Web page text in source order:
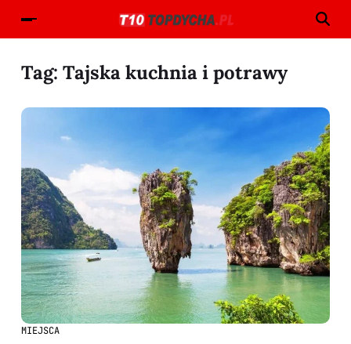
Tag: Tajska kuchnia i potrawy
MIEJSCA